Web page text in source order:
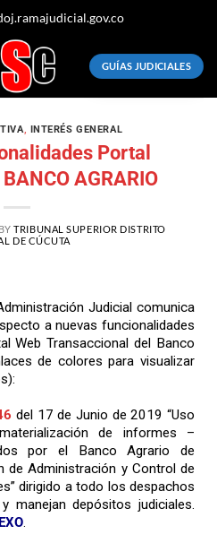
GUÍAS JUDICIALES
, INTERÉS GENERAL
Portal
AGRARIO
BYTRIBUNAL SUPERIOR DISTRITO
DE CÚCUTA
Judicial comunica
a nuevas funcionalidades
Web Transaccional del Banco
de colores para visualizar
del 17 de Junio de 2019 “Uso
de informes –
por el Banco Agrario de
de Administración y Control de
dirigido a todo los despachos
manejan depósitos judiciales.
.